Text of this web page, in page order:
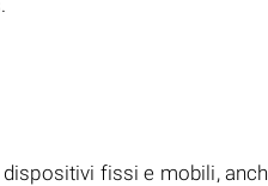
fissi e mobili,